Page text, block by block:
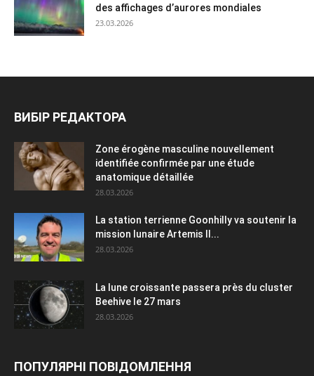
des affichages d’aurores mondiales
23.03.2026
ВИБІР РЕДАКТОРА
Zone érogène masculine nouvellement
identifiée confirmée par une étude
anatomique détaillée
28.03.2026
La station terrienne Goonhilly va soutenir la
mission lunaire Artemis II...
28.03.2026
La lune croissante passera près du cluster
Beehive le 27 mars
28.03.2026
ПОПУЛЯРНІ ПОВІДОМЛЕННЯ